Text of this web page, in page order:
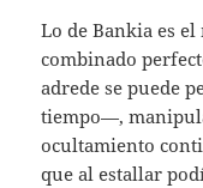
Lo de Bankia es
combinado
adrede se puede
tiempo—,
ocultamiento
que al estallar